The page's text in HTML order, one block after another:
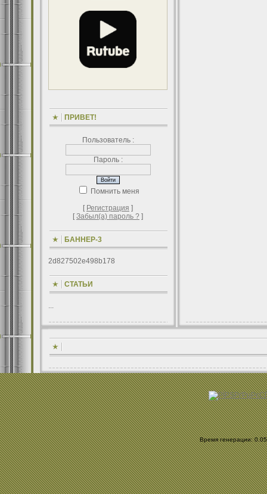
ПРИВЕТ!
Пользователь :
Пароль :
Помнить меня
[ Регистрация ]
[Забыл(а) пароль ? ]
БАННЕР-3
2d827502e498b178
СТАТЬИ
...
Время генерации: